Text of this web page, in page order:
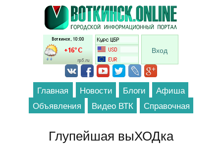
Перейти к основному содержанию
Вход
Главная Новости Блоги
Афиша
Объявления
Видео ВТК Справочная
Глупейшая выХОДка